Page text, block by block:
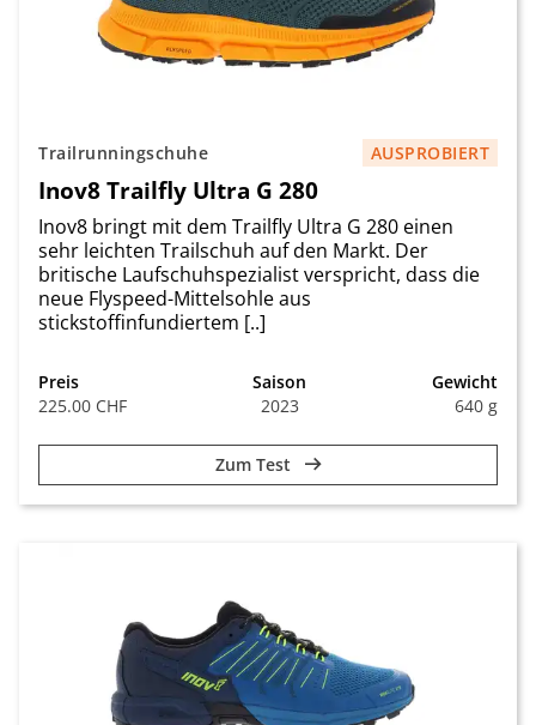
Trailrunningschuhe AUSPROBIERT
Inov8 Trailfly Ultra G 280
Inov8 bringt mit dem Trailfly Ultra G 280 einen
sehr leichten Trailschuh auf den Markt. Der
britische Laufschuhspezialist verspricht, dass die
neue Flyspeed-Mittelsohle aus
stickstoffinfundiertem [..]
Preis
225.00 CHF
Saison
2023
Gewicht
640 g
Zum Test